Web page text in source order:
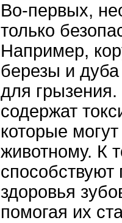
Во-первых,
только
Например,
березы и
для
содержат
которые
животному. К
здоровья
помогая их